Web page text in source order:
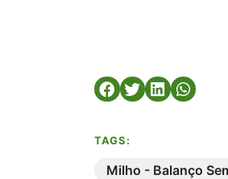
TAGS:
Milho - Balanço